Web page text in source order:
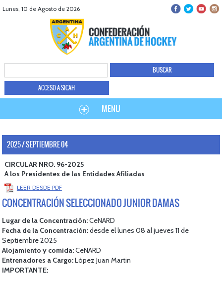
Lunes, 10 de Agosto de 2026
ACCESO A SICAH
MENU
2025 / SEPTIEMBRE 04
CIRCULAR NRO. 96-2025
A los Presidentes de las Entidades Afiliadas
LEER DESDE PDF
CONCENTRACIÓN SELECCIONADO JUNIOR DAMAS
Lugar de la Concentración:CeNARD
Fecha de la Concentración:desde el lunes 08 al jueves 11 de
Septiembre 2025
Alojamiento y comida:CeNARD
Entrenadores a Cargo:López Juan Martin
IMPORTANTE: